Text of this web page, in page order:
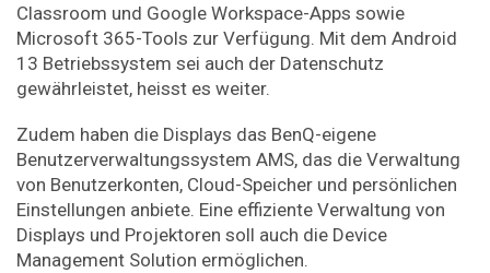
Classroom und Google Workspace-Apps sowie
Microsoft 365-Tools zur Verfügung. Mit dem Android
13 Betriebssystem sei auch der Datenschutz
gewährleistet, heisst es weiter.
Zudem haben die Displays das BenQ-eigene
Benutzerverwaltungssystem AMS, das die Verwaltung
von Benutzerkonten, Cloud-Speicher und persönlichen
Einstellungen anbiete. Eine effiziente Verwaltung von
Displays und Projektoren soll auch die Device
Management Solution ermöglichen.